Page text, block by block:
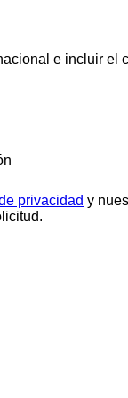
e incluir el
privacidad y